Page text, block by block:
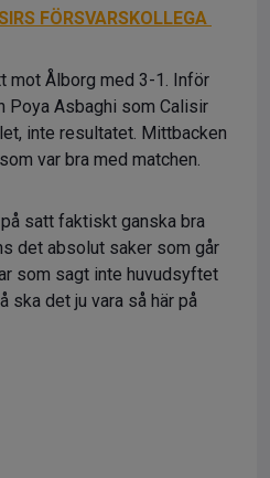
FÖRSVARSKOLLEGA
mot Ålborg med 3-1. Inför
Poya Asbaghi som Calisir
inte resultatet. Mittbacken
var bra med matchen.
satt faktiskt ganska bra
det absolut saker som går
som sagt inte huvudsyftet
ska det ju vara så här på